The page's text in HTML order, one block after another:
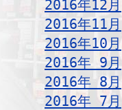
2016年12月
2016年11月
2016年10月
2016年 9月
2016年 8月
2016年 7月